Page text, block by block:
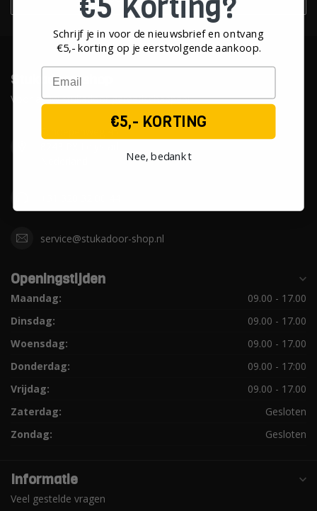
Stukadoor-shop
Voor al uw stukadoor gereedschappen!
service@stukadoor-shop.nl
Openingstijden
Maandag:
09.00 - 17.00
Dinsdag:
09.00 - 17.00
Woensdag:
09.00 - 17.00
Donderdag:
09.00 - 17:00
Vrijdag:
09.00 - 17.00
Zaterdag:
Gesloten
Zondag:
Gesloten
Informatie
Veel gestelde vragen
Schrijf je in voor de nieuwsbrief en ontvang
€5,- korting op je eerstvolgende aankoop.
Email
€5,- KORTING
Nee, bedankt